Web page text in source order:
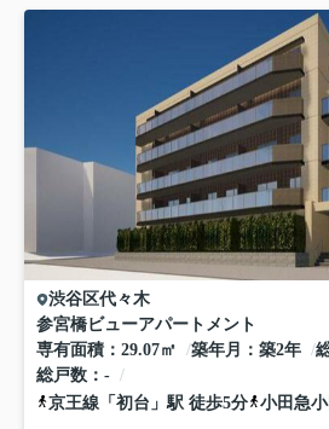
渋谷区代々木
参宮橋ビューアパートメント
専有面積
29.07㎡ 築年月 築2年
総戸数
-
京王線 「 初台 」駅 徒歩5分 小田急